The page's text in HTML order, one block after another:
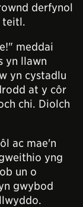
derfynol
teitl.
meddai
yn llawn
yn cystadlu
at y côr
chi. Diolch
ac mae'n
yng
un o
gwybod